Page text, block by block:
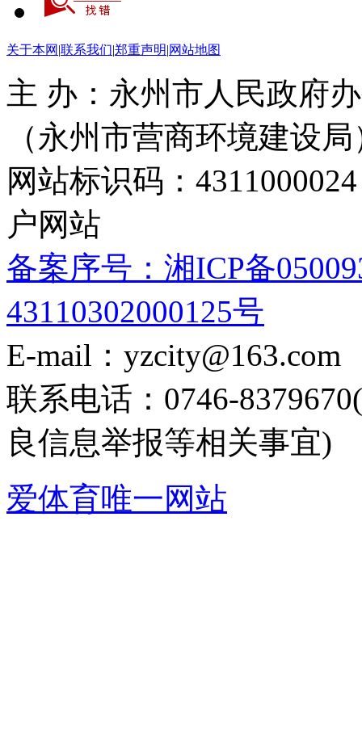
关于本网 |联系我们|郑重声明|网站地图
主 办：永州市人民政府
（永州市营商环境建设局
网站标识码：
户网站
备案序号：湘ICP备
43110302000125号
E-mail：yzcity@163.com
联系电话：0746-
良信息举报等相关事宜)
爱体育唯一网站